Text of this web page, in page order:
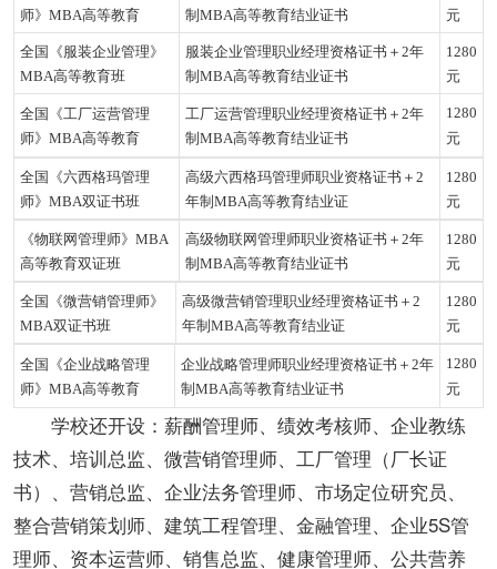
师》MBA高等教育
制MBA高等教育结业证书
元
全国《服装企业管理》
MBA高等教育班
服装企业管理职业经理资格证书＋2年
制MBA高等教育结业证书
1280
元
全国《工厂运营管理
师》MBA高等教育
工厂运营管理职业经理资格证书＋2年
制MBA高等教育结业证书
1280
元
全国《六西格玛管理
师》 MBA双证书班
高级六西格玛管理师职业资格证书＋2
年制MBA高等教育结业证
1280
元
《物联网管理师》 MBA
高等教育双证班
高级物联网管理师职业资格证书＋2年
制MBA高等教育结业证书
1280
元
全国《微营销管理师》
MBA双证书班
高级微营销管理职业经理资格证书＋2
年制MBA高等教育结业证
1280
元
全国《企业战略管理
师》MBA高等教育
企业战略管理师职业经理资格证书＋2年
制MBA高等教育结业证书
1280
元
学校还开设：薪酬管理师、绩效考核师、企业教练
技术、培训总监、微营销管理师、工厂管理（厂长证
书）、营销总监、企业法务管理师、市场定位研究员、
整合营销策划师、建筑工程管理、金融管理、企业5S管
理师、资本运营师、销售总监、健康管理师、公共营养